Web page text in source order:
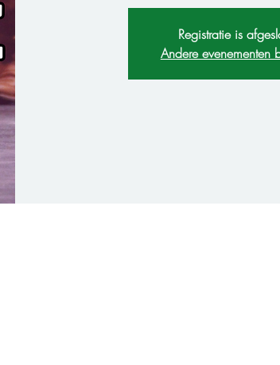
Registratie is
Andere evenementen